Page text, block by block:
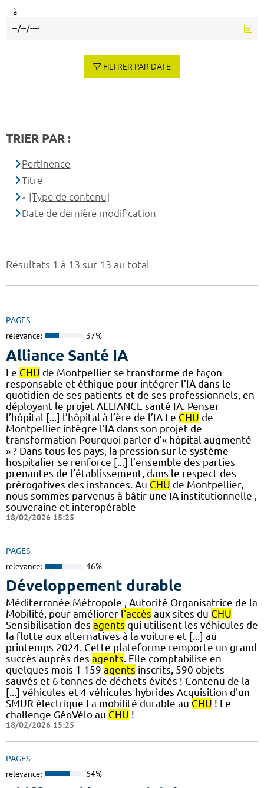
Résultats 1 à 13 sur 13 au total
PAGES
relevance: 37%
Alliance Santé IA
Le CHU de Montpellier se transforme de façon
responsable et éthique pour intégrer l’IA dans le
quotidien de ses patients et de ses professionnels, en
déployant le projet ALLIANCE santé IA. Penser
l’hôpital [...] l’hôpital à l’ère de l’IA Le CHU de
Montpellier intègre l’IA dans son projet de
transformation Pourquoi parler d’« hôpital augmenté
» ? Dans tous les pays, la pression sur le système
hospitalier se renforce [...] l’ensemble des parties
prenantes de l’établissement, dans le respect des
prérogatives des instances. Au CHU de Montpellier,
nous sommes parvenus à bâtir une IA institutionnelle ,
souveraine et interopérable
18/02/2026 15:25
PAGES
relevance: 46%
Développement durable
Méditerranée Métropole , Autorité Organisatrice de la
Mobilité, pour améliorer l'accès aux sites du CHU
Sensibilisation des agents qui utilisent les véhicules de
la flotte aux alternatives à la voiture et [...] au
printemps 2024. Cette plateforme remporte un grand
succès auprès des agents. Elle comptabilise en
quelques mois 1 159 agents inscrits, 590 objets
sauvés et 6 tonnes de déchets évités ! Contenu de la
[...] véhicules et 4 véhicules hybrides Acquisition d'un
SMUR électrique La mobilité durable au CHU ! Le
challenge GéoVélo au CHU !
18/02/2026 15:25
PAGES
relevance: 64%
à
FILTRER PAR DATE
TRIER PAR :
Pertinence
Titre
[Type de contenu]
Date de dernière modification